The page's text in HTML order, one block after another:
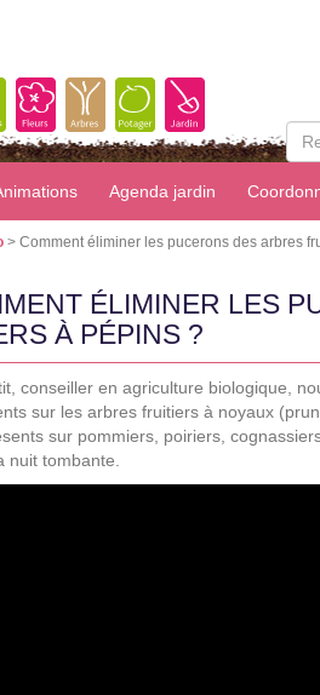
Agenda jardin
> Comment éliminer les pucerons des arbres
ÉLIMINER LES
À PÉPINS ?
conseiller en agriculture biologique,
sur les arbres fruitiers à noyaux
sur pommiers, poiriers,
nuit tombante.